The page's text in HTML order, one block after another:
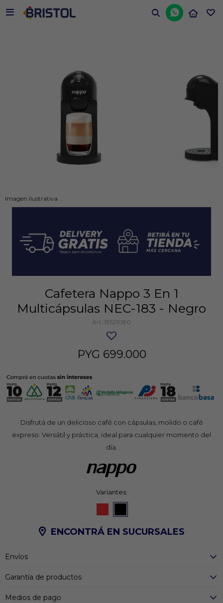


Imagen Ilustrativa
Cafetera Nappo 3 En 1
Multicápsulas NEC-183 - Negro
BS21080
PYG 699.000
Disfrutá de un delicioso café con cápsulas, molido o café
expreso. Versátil y práctica, ideal para cualquier momento del
día.
Variantes:
ENCONTRÁ EN SUCURSALES
Envíos
Garantía de productos
Medios de pago